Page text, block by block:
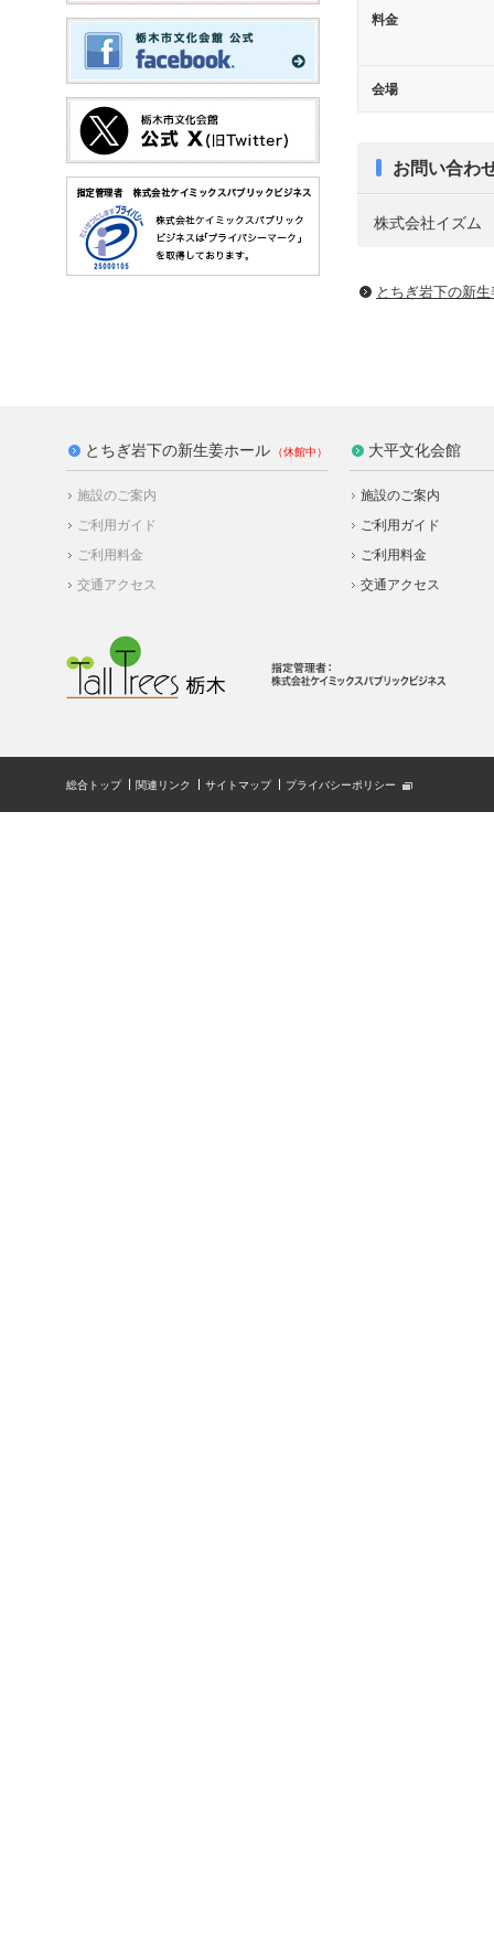
料金
会場
お問い合わ
株式会社イズム
とちぎ岩下の新
とちぎ岩下の新生姜ホール
施設のご案内
ご利用ガイド
ご利用料金
交通アクセス
大平文化会館
施設のご案内
ご利用ガイド
ご利用料金
交通アクセス
総合トップ 関連リンク サイトマップ プライバシーポリシー